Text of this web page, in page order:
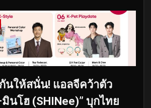
นให้สนั่น! แอลจีคว้าตัว
นโฮ (SHINee)” บุกไทย